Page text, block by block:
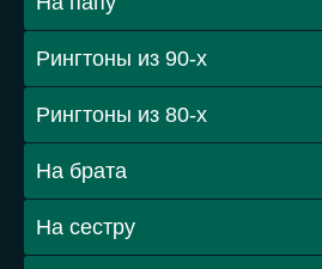
Рингтоны из 90-х
Рингтоны из 80-х
На брата
На сестру